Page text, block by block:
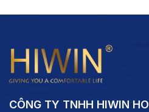
CÔNG TY TNHH HIWIN